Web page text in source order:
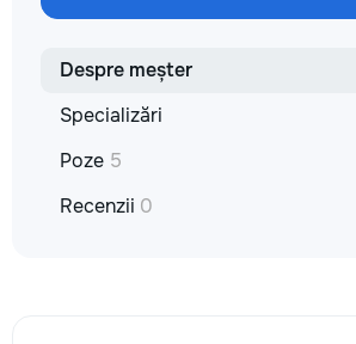
Despre meșter
Specializări
Poze 5
Recenzii 0